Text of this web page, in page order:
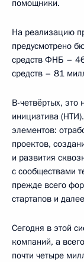
помощники.
На реализацию
предусмотрено
средств ФНБ –
средств – 81
В-четвёртых, это
инициатива
элементов:
проектов,
и развития
с сообществами
прежде всего
стартапов и
Сегодня в этой
компаний, а
почти четыре